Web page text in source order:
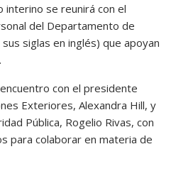
interino se reunirá con el
del Departamento de
siglas en inglés) que apoyan
con el presidente
Exteriores, Alexandra Hill, y
Pública, Rogelio Rivas, con
para colaborar en materia de